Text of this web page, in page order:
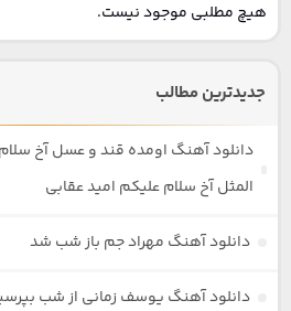
هیچ مطلبی موجود نیست.
جدیدترین مطالب
دانلود آهنگ اومده قند و عسل آخ
المثل آخ سلام علیکم امید عقابی
دانلود آهنگ مهراد جم باز شب شد
دانلود آهنگ یوسف زمانی از شب